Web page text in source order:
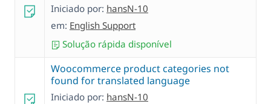
Iniciado por: hansN-10
em: English Support
Solução rápida disponível
Woocommerce product categories not
found for translated language
Iniciado por: hansN-10